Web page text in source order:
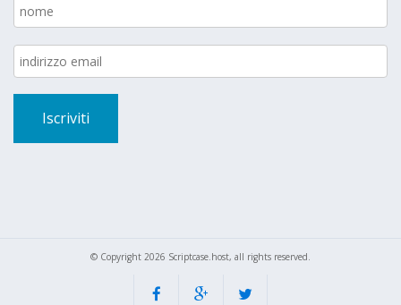
© Copyright 2026 Scriptcase.host, all rights reserved.